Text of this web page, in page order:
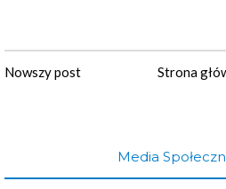
Nowszy post Strona
Media